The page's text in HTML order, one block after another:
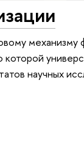
механизму
научных